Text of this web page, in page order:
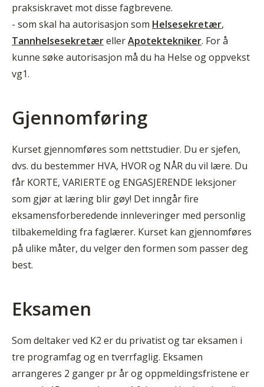
praksiskravet mot disse fagbrevene.
- som skal ha autorisasjon som Helsesekretær,
TannhelsesekretærellerApotektekniker. For å
kunne søke autorisasjon må du ha Helse og oppvekst
vg1.
Gjennomføring
Kurset gjennomføres som nettstudier. Du er sjefen,
dvs. du bestemmer HVA, HVOR og NÅR du vil lære. Du
får KORTE, VARIERTE og ENGASJERENDE leksjoner
som gjør at læring blir gøy! Det inngår fire
eksamensforberedende innleveringer med personlig
tilbakemelding fra faglærer. Kurset kan gjennomføres
på ulike måter, du velger den formen som passer deg
best.
Eksamen
Som deltaker ved K2 er du privatist og tar eksamen i
tre programfag og en tverrfaglig. Eksamen
arrangeres 2 ganger pr år og oppmeldingsfristene er